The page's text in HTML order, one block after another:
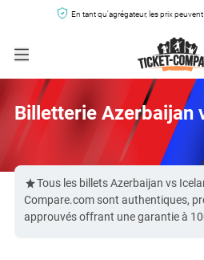
En tant qu'agrégateur, les prix
Billetterie Azerbaijan
Tous les billets Azerbaijan vs
Compare.com sont authentiques,
approuvés offrant une garantie à